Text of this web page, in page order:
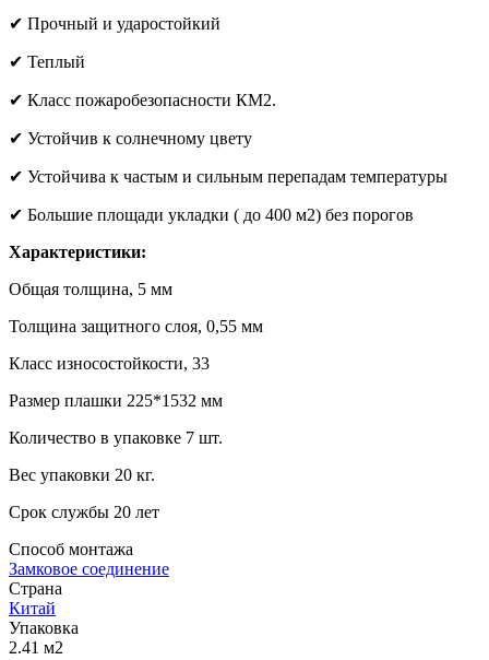
✔ Прочный и ударостойкий
✔ Теплый
✔ Класс пожаробезопасности КМ2.
✔ Устойчив к солнечному цвету
✔ Устойчива к частым и сильным перепадам температуры
✔ Большие площади укладки ( до 400 м2) без порогов
Характеристики:
Общая толщина, 5 мм
Толщина защитного слоя, 0,55 мм
Класс износостойкости, 33
Размер плашки 225*1532 мм
Количество в упаковке 7 шт.
Вес упаковки 20 кг.
Срок службы 20 лет
Способ монтажа
Замковое соединение
Страна
Китай
Упаковка
2.41 м2